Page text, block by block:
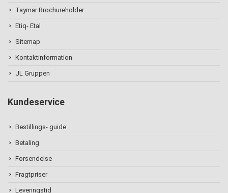
Taymar Brochureholder
Etiq- Etal
Sitemap
Kontaktinformation
JL Gruppen
Kundeservice
Bestillings- guide
Betaling
Forsendelse
Fragtpriser
Leveringstid